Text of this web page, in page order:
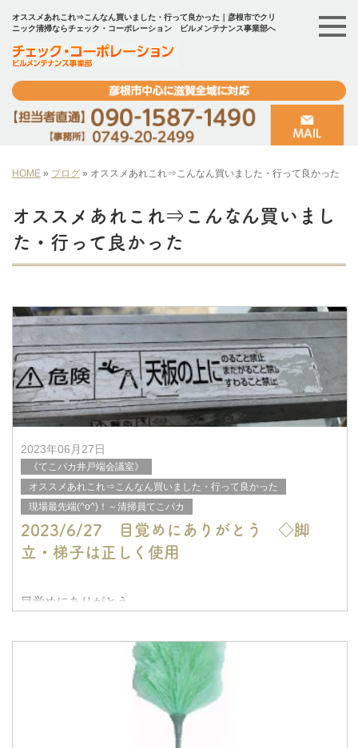
オススメあれこれ⇒こんなん買いました・行って良かった｜彦根市でクリ
ニック清掃ならチェック・コーポレーション ビルメンテナンス事業部へ
HOME » ブログ » オススメあれこれ⇒こんなん買いました・行って良かった
オススメあれこれ⇒こんなん買いまし
た・行って良かった
2023年06月27日
《てこパカ井戸端会議室》
オススメあれこれ⇒こんなん買いました・行って良かった
現場最先端(^o^)！～清掃員てこパカ
2023/6/27 目覚めにありがとう ◇脚
立・梯子は正しく使用
目覚めにありがとう
本日もありがとうございます
【脚立・梯子のリスクアセスメント】